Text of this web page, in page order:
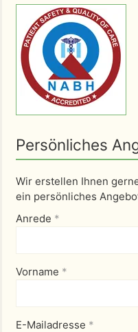
Persönliches
Wir erstellen Ihnen
ein persönliches
Anrede *
Vorname *
E-Mailadresse *